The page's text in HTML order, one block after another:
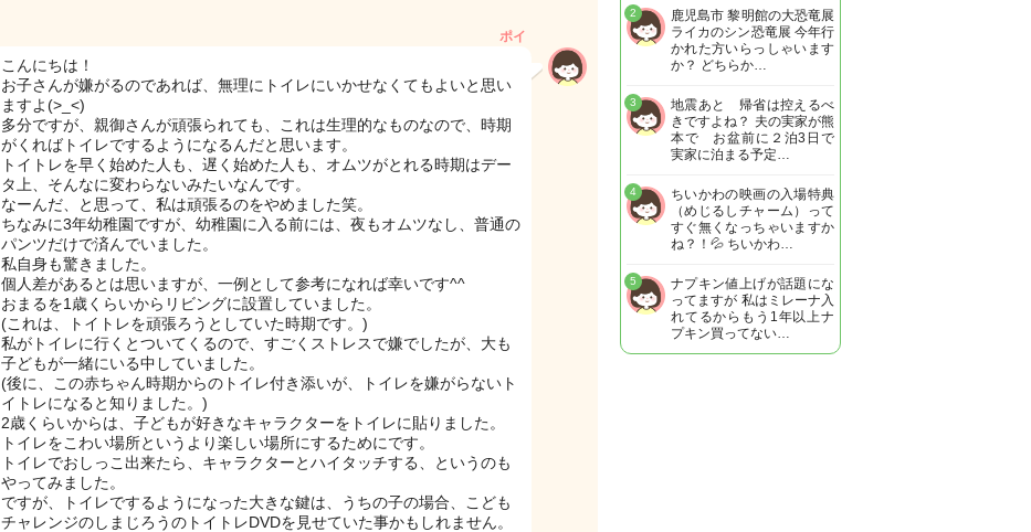
ポイ
こんにちは！
お子さんが嫌がるのであれば、無理にトイレにいかせなくてもよいと思い
ますよ(>_<)
多分ですが、親御さんが頑張られても、これは生理的なものなので、時期
がくればトイレでするようになるんだと思います。
トイトレを早く始めた人も、遅く始めた人も、オムツがとれる時期はデー
タ上、そんなに変わらないみたいなんです。
なーんだ、と思って、私は頑張るのをやめました笑。
ちなみに3年幼稚園ですが、幼稚園に入る前には、夜もオムツなし、普通の
パンツだけで済んでいました。
私自身も驚きました。
個人差があるとは思いますが、一例として参考になれば幸いです^^
おまるを1歳くらいからリビングに設置していました。
(これは、トイトレを頑張ろうとしていた時期です。)
私がトイレに行くとついてくるので、すごくストレスで嫌でしたが、大も
子どもが一緒にいる中していました。
(後に、この赤ちゃん時期からのトイレ付き添いが、トイレを嫌がらないト
イトレになると知りました。)
2歳くらいからは、子どもが好きなキャラクターをトイレに貼りました。
トイレをこわい場所というより楽しい場所にするためにです。
トイレでおしっこ出来たら、キャラクターとハイタッチする、というのも
やってみました。
ですが、トイレでするようになった大きな鍵は、うちの子の場合、こども
チャレンジのしまじろうのトイトレDVDを見せていた事かもしれません。
鹿児島市 黎明館の大恐竜展
ライカのシン恐竜展 今年行
かれた方いらっしゃいます
か？ どちらか…
2
地震あと 帰省は控えるべ
きですよね？ 夫の実家が熊
本で お盆前に２泊3日で
実家に泊まる予定…
3
ちいかわの映画の入場特典
（めじるしチャーム）って
すぐ無くなっちゃいますか
ね？！💦 ちいかわ…
4
ナプキン値上げが話題にな
ってますが 私はミレーナ入
れてるからもう1年以上ナ
プキン買ってない…
5